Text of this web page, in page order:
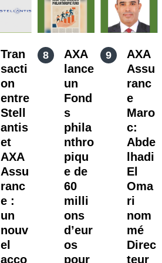
Tran
sacti
on
entre
Stell
antis
et
AXA
Assu
ranc
e :
un
nouv
el
acco
AXA
lance
un
Fond
s
phila
nthro
piqu
e de
60
milli
ons
d’eur
os
pour
AXA
Assu
ranc
e
Maro
c:
Abde
lhadi
El
Oma
ri
nom
mé
Direc
teur